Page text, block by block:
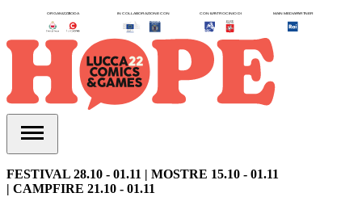
FESTIVAL 28.10 - 01.11 | MOSTRE 15.10 - 01.11
| CAMPFIRE 21.10 - 01.11